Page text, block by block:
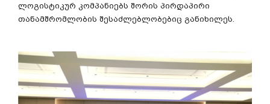
ლოგისტიკურ კომპანიებს შორის პირდაპირი
თანამშრომლობის შესაძლებლობებიც განიხილეს